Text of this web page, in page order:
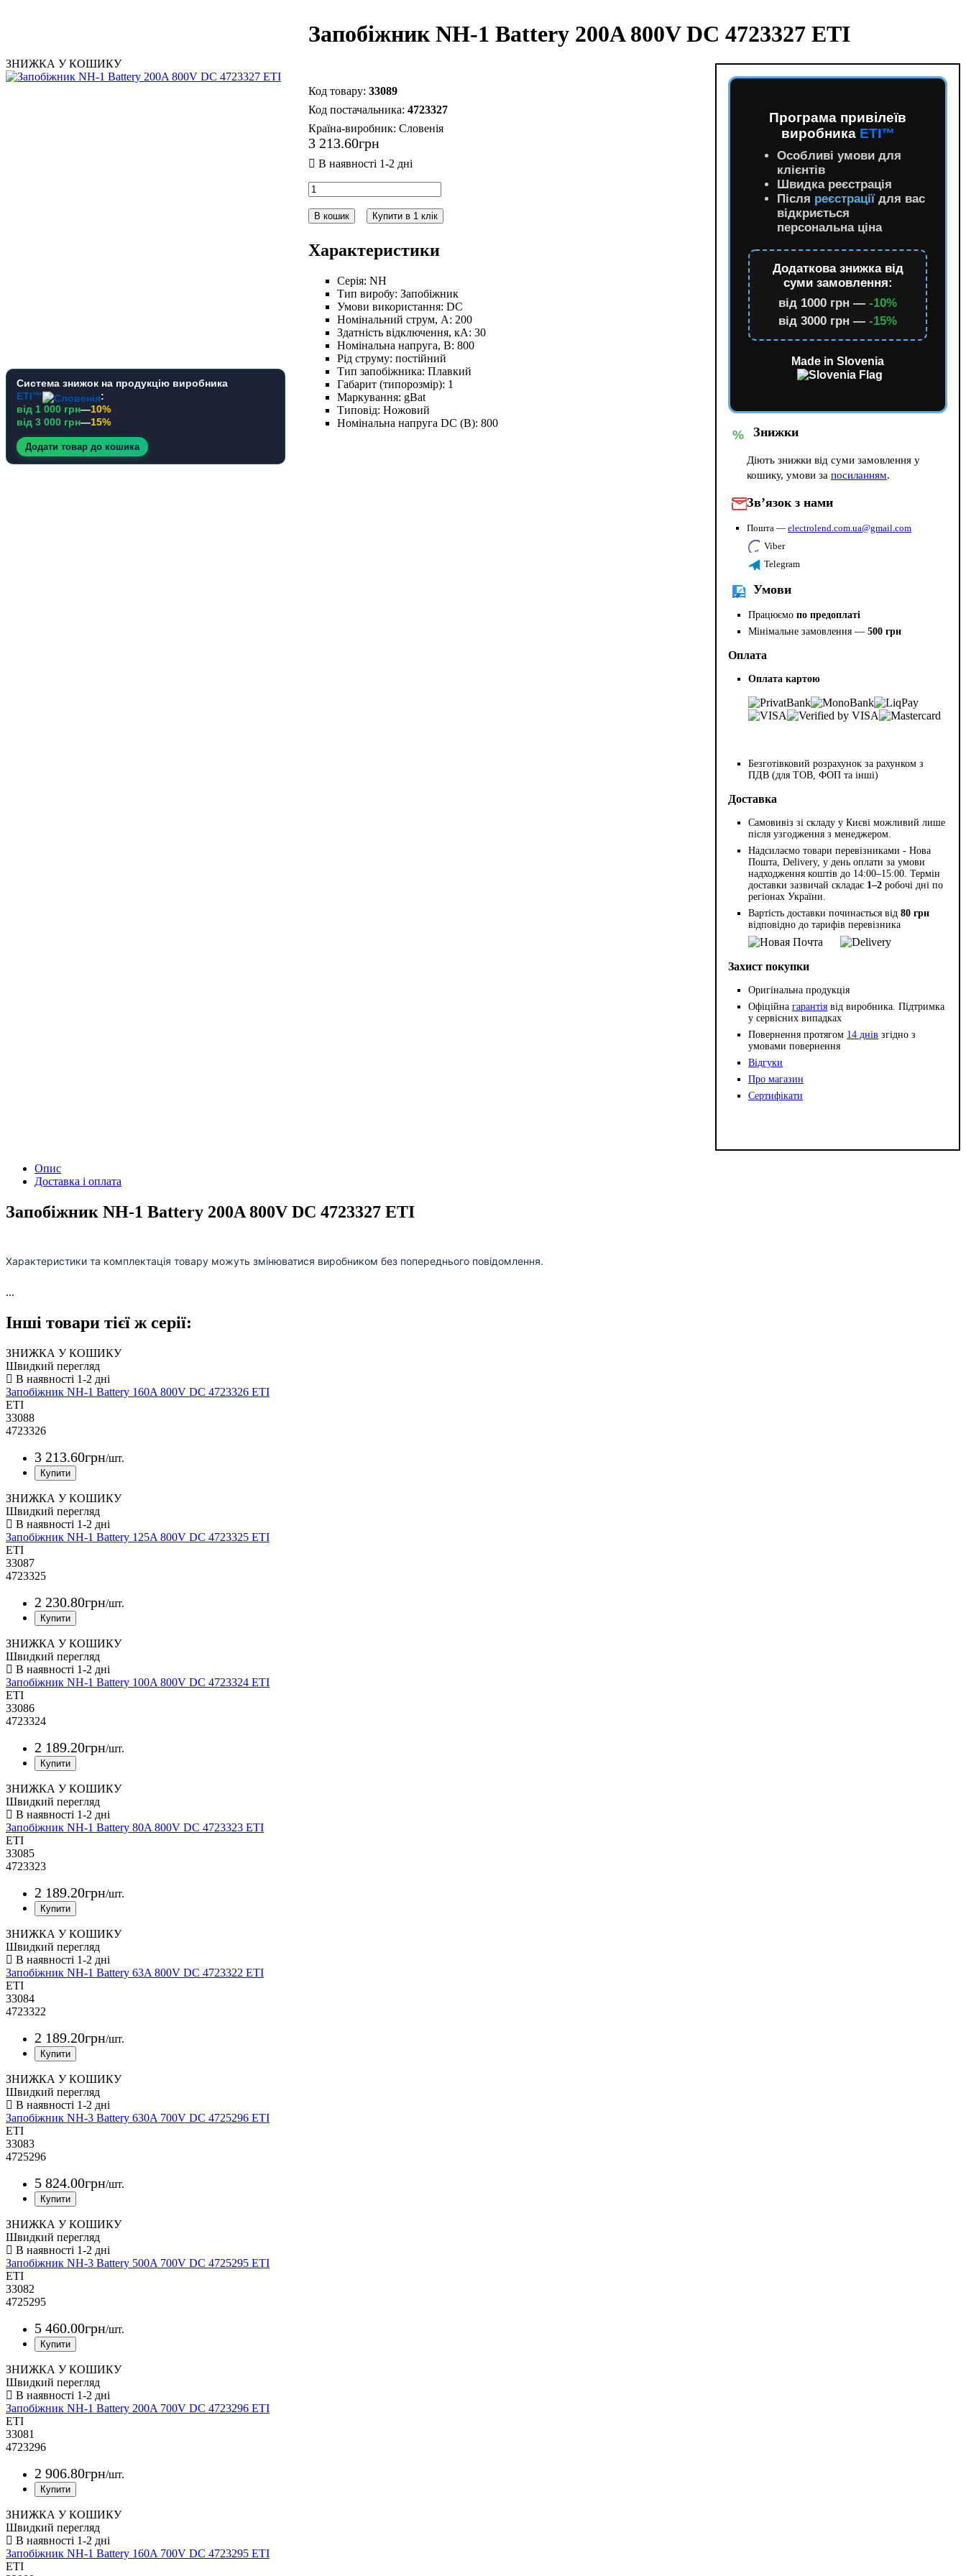
ЗНИЖКА У КОШИКУ
Система знижок на продукцію виробника
ETI™
:
від 1 000 грн—10%
від 3 000 грн—15%
Додати товар до кошика
Запобіжник NH-1 Battery 200A 800V DC 4723327 ETI
33089
4723327
Країна-виробник: Словенія
3 213.60грн
В кошик Купити в 1 клік
Характеристики
Серія: NH
Тип виробу: Запобіжник
Умови використання: DC
Номінальний струм, А: 200
Здатність відключення, кА: 30
Номінальна напруга, В: 800
Рід струму: постійний
Тип запобіжника: Плавкий
Габарит (типорозмір): 1
Маркування: gBat
Типовід: Ножовий
Номінальна напруга DC (В): 800
Програма привілеїв
виробника ETI™
Особливі умови для
клієнтів
Швидка реєстрація
Після реєстраціїдля вас
відкриється
персональна ціна
Додаткова знижка від
суми замовлення:
від 1000 грн —-10%
від 3000 грн —-15%
Made in Slovenia
% Знижки
Діють знижки від суми замовлення у
кошику, умови запосиланням.
Зв’язок з нами
Пошта —electrolend.com.ua@gmail.com
Viber
Telegram
Умови
Працюємопо предоплаті
Мінімальне замовлення —500 грн
Оплата
Оплата картою
Безготівковий розрахунок за рахунком з
ПДВ (для ТОВ, ФОП та інші)
Доставка
Самовивіз зі складу у Києві можливий лише
після узгодження з менеджером.
Надсилаємо товари перевізниками - Нова
Пошта, Delivery, у день оплати за умови
надходження коштів до 14:00–15:00. Термін
доставки зазвичай складає 1–2 робочі дні по
регіонах України.
Вартість доставки починається від80 грн
відповідно до тарифів перевізника
Захист покупки
Оригінальна продукція
Офіційнагарантія від виробника. Підтримка
у сервісних випадках
Повернення протягом 14 днів згідно з
умовами повернення
Відгуки
Про магазин
Сертифікати
Опис
Доставка і оплата
Запобіжник NH-1 Battery 200A 800V DC 4723327 ETI
Характеристики та комплектація товару можуть змінюватися виробником без попереднього повідомлення.
...
Інші товари тієї ж серії:
ЗНИЖКА У КОШИКУ
Швидкий перегляд
Запобіжник NH-1 Battery 160A 800V DC 4723326 ETI
ETI
33088
4723326
3 213.60грн/шт.
ЗНИЖКА У КОШИКУ
Швидкий перегляд
Запобіжник NH-1 Battery 125A 800V DC 4723325 ETI
ETI
33087
4723325
2 230.80грн/шт.
ЗНИЖКА У КОШИКУ
Швидкий перегляд
Запобіжник NH-1 Battery 100A 800V DC 4723324 ETI
ETI
33086
4723324
2 189.20грн/шт.
ЗНИЖКА У КОШИКУ
Швидкий перегляд
Запобіжник NH-1 Battery 80A 800V DC 4723323 ETI
ETI
33085
4723323
2 189.20грн/шт.
ЗНИЖКА У КОШИКУ
Швидкий перегляд
Запобіжник NH-1 Battery 63A 800V DC 4723322 ETI
ETI
33084
4723322
2 189.20грн/шт.
ЗНИЖКА У КОШИКУ
Швидкий перегляд
Запобіжник NH-3 Battery 630A 700V DC 4725296 ETI
ETI
33083
4725296
5 824.00грн/шт.
ЗНИЖКА У КОШИКУ
Швидкий перегляд
Запобіжник NH-3 Battery 500A 700V DC 4725295 ETI
ETI
33082
4725295
5 460.00грн/шт.
ЗНИЖКА У КОШИКУ
Швидкий перегляд
Запобіжник NH-1 Battery 200A 700V DC 4723296 ETI
ETI
33081
4723296
2 906.80грн/шт.
ЗНИЖКА У КОШИКУ
Швидкий перегляд
Запобіжник NH-1 Battery 160A 700V DC 4723295 ETI
ETI